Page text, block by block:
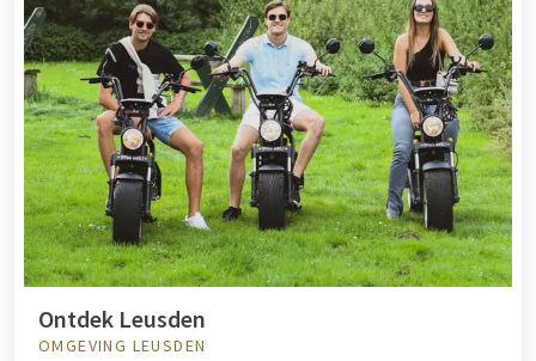
Ontdek Leusden
OMGEVING LEUSDEN